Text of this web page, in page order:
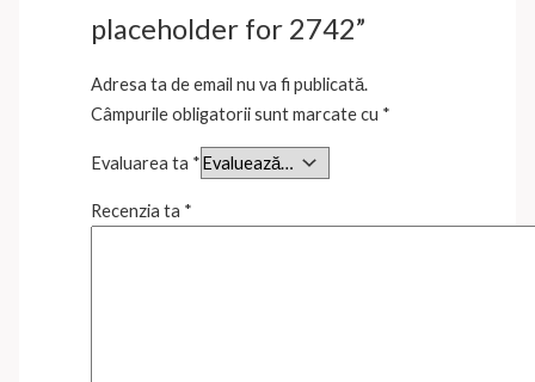
placeholder for 2742”
Adresa ta de email nu va fi publicată.
Câmpurile obligatorii sunt marcate cu *
Evaluarea ta *
Recenzia ta *